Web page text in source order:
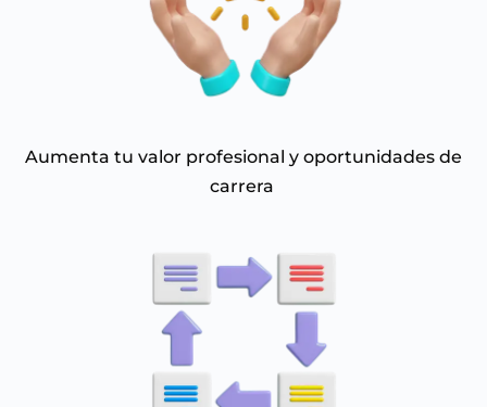
Aumenta tu valor profesional y oportunidades de
carrera